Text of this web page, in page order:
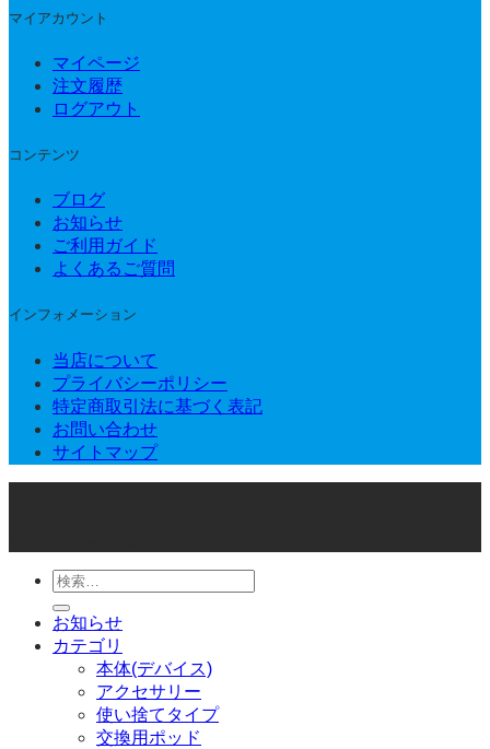
マイアカウント
マイページ
注文履歴
ログアウト
コンテンツ
ブログ
お知らせ
ご利用ガイド
よくあるご質問
インフォメーション
当店について
プライバシーポリシー
特定商取引法に基づく表記
お問い合わせ
サイトマップ
検
索
対
象:
お知らせ
カテゴリ
本体(デバイス)
アクセサリー
使い捨てタイプ
交換用ポッド